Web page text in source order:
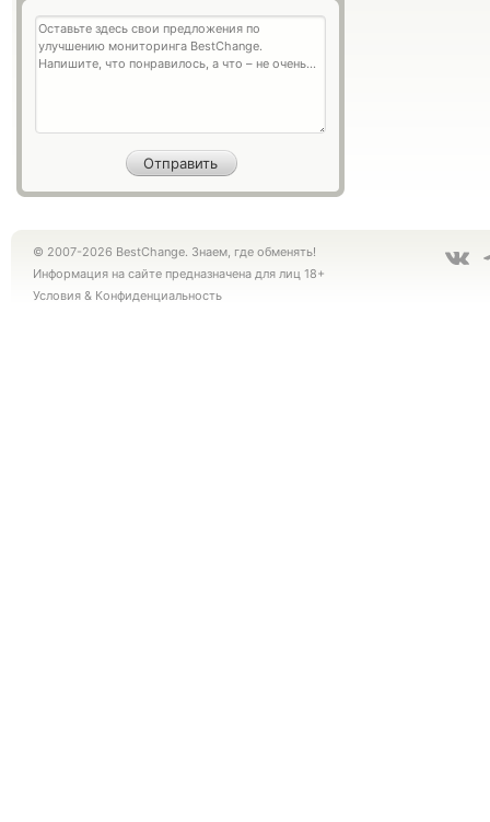
© 2007-2026 BestChange. Знаем, где обменять!
Информация на сайте предназначена для лиц 18+
Условия & Конфиденциальность